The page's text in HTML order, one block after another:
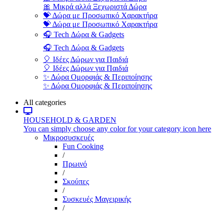
🎀 Μικρά αλλά Ξεχωριστά Δώρα
💝 Δώρα με Προσωπικό Χαρακτήρα
💝 Δώρα με Προσωπικό Χαρακτήρα
🎧 Tech Δώρα & Gadgets
🎧 Tech Δώρα & Gadgets
🎈 Ιδέες Δώρων για Παιδιά
🎈 Ιδέες Δώρων για Παιδιά
✨ Δώρα Ομορφιάς & Περιποίησης
✨ Δώρα Ομορφιάς & Περιποίησης
All categories
HOUSEHOLD & GARDEN
You can simply choose any color for your category icon here
Μικροσυσκευές
Fun Cooking
/
Πρωινό
/
Σκούπες
/
Συσκευές Μαγειρικής
/